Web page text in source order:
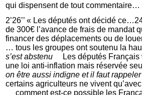
qui dispensent de tout commentaire…
2’26’’ « Les députés ont décidé
de 300€ l’avance de frais de mandat
financer des déplacements ou de
… tous les groupes ont soutenu la
s’est abstenu Les députés Français
une loi anti-inflation mais réservée
on être aussi indigne et il faut rappeler
certains agriculteurs ne vivent
comment est-ce possible les